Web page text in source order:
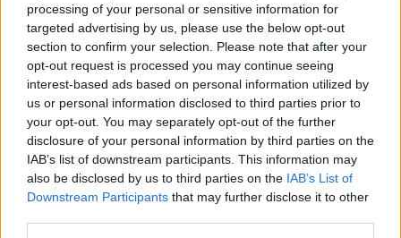
processing of your personal or sensitive information for
targeted advertising by us, please use the below opt-out
section to confirm your selection. Please note that after your
opt-out request is processed you may continue seeing
interest-based ads based on personal information utilized by
us or personal information disclosed to third parties prior to
your opt-out. You may separately opt-out of the further
disclosure of your personal information by third parties on the
IAB’s list of downstream participants. This information may
also be disclosed by us to third parties on the IAB’s List of
Downstream Participants that may further disclose it to other